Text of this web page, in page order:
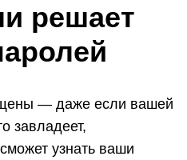
решает
— даже если вашей
завладеет,
узнать ваши